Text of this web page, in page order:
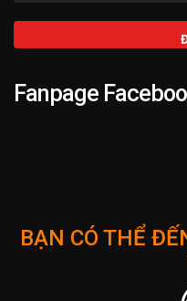
Fanpage
BẠN CÓ THỂ